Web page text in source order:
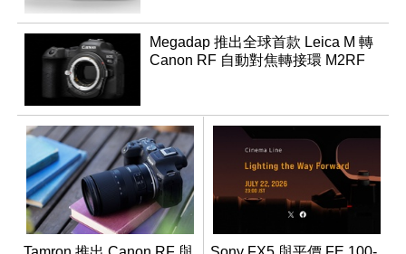
Megadap 推出全球首款 Leica M 轉
Canon RF 自動對焦轉接環 M2RF